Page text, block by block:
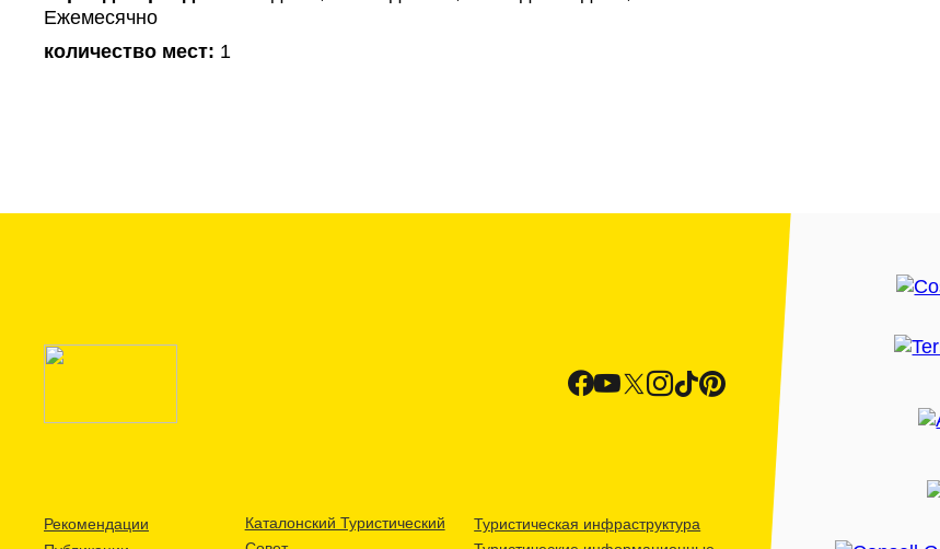
Ежемесячно
количество мест: 1
Рекомендации
Каталонский Туристический
Туристическая инфраструктура